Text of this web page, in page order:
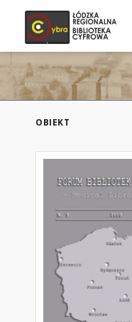
OBIEKT